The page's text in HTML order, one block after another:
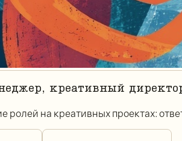
креативный
ролей на креативных проектах: